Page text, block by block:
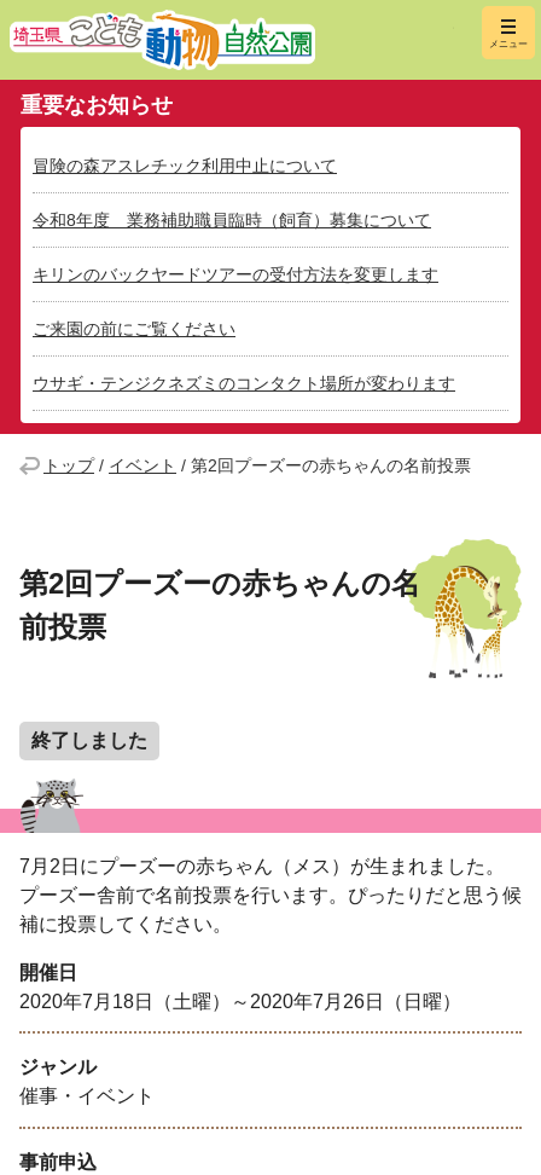
埼玉県
メニュー
重要なお知らせ
冒険の森アスレチック利用中止について
令和8年度 業務補助職員臨時（飼育）募集について
キリンのバックヤードツアーの受付方法を変更します
ご来園の前にご覧ください
ウサギ・テンジクネズミのコンタクト場所が変わります
トップ/ イベント / 第2回プーズーの赤ちゃんの名前投票
第2回プーズーの赤ちゃんの名
前投票
終了しました
7月2日にプーズーの赤ちゃん（メス）が生まれました。
プーズー舎前で名前投票を行います。ぴったりだと思う候
補に投票してください。
開催日
2020年7月18日（土曜）～2020年7月26日（日曜）
ジャンル
催事・イベント
事前申込